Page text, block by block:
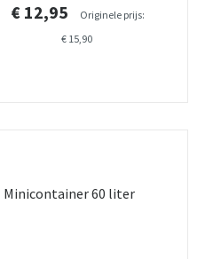
€ 12,95
Originele prijs:
€ 15,90
Minicontainer 60 liter